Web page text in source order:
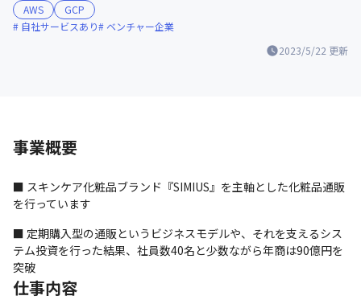
2023/5/22 更新
AWS
GCP
自社サービスあり
ベンチャー企業
事業概要
■ スキンケア化粧品ブランド『SIMIUS』を主軸とした化粧品通販
を行っています
■ 定期購入型の通販というビジネスモデルや、それを支えるシス
テム投資を行った結果、社員数40名と少数ながら年商は90億円を
突破
仕事内容